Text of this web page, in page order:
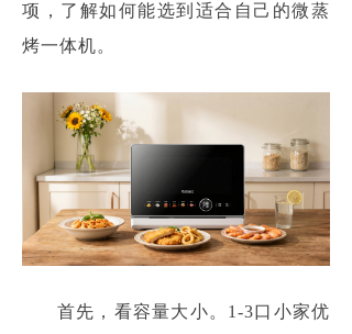
项，了解如何能选到适合自己的微蒸
烤一体机。
首先，看容量大小。1-3口小家优